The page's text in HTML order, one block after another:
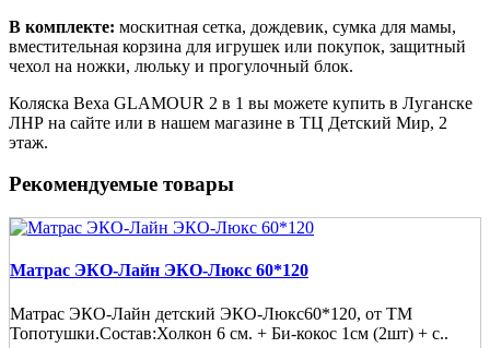
В комплекте: москитная сетка, дождевик, сумка для мамы,
вместительная корзина для игрушек или покупок, защитный
чехол на ножки, люльку и прогулочный блок.
Коляска Bexa GLAMOUR 2 в 1 вы можете купить в Луганске
ЛНР на сайте или в нашем магазине в ТЦ Детский Мир, 2
этаж.
Рекомендуемые товары
Матрас ЭКО-Лайн ЭКО-Люкс 60*120
Матрас ЭКО-Лайн детский ЭКО-Люкс60*120, от ТМ
Топотушки.Состав:Холкон 6 см. + Би-кокос 1см (2шт) + с..